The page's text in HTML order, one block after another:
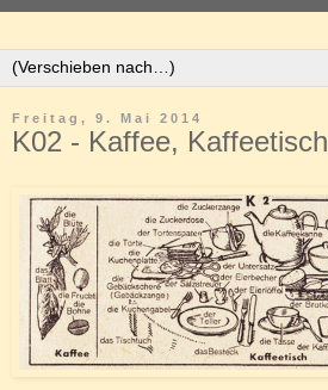
Freitag, 9. Mai 2014
K02 - Kaffee, Kaffeetisch